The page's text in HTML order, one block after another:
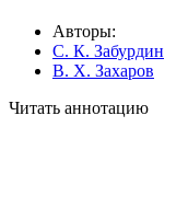
Авторы:
С. К. Забурдин
В. Х. Захаров
Читать аннотацию